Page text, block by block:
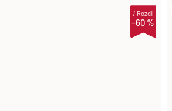
–60 %
iRozdíl